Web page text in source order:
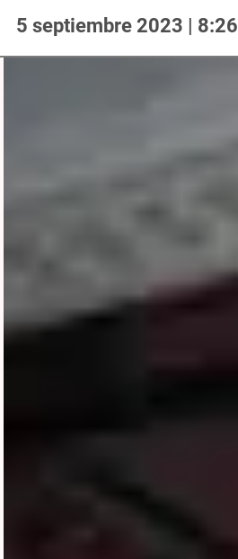
5 septiembre 2023 | 8:26